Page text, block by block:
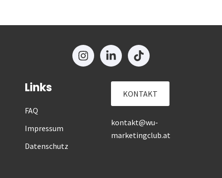
Links
FAQ
Impressum
Datenschutz
KONTAKT
kontakt@wu-
marketingclub.at